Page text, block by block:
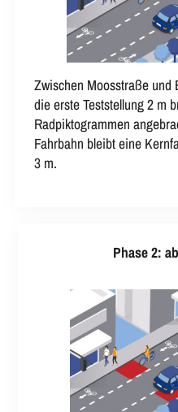
Zwischen Moosstraße und
die erste Teststellung 2 m
Radpiktogrammen
Fahrbahn bleibt eine
3 m.
Phase 2: